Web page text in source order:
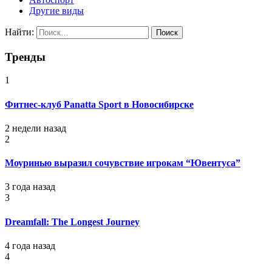
Другие виды
Найти:
Тренды
1
Фитнес-клуб Panatta Sport в Новосибирске
2 недели назад
2
Моуринью выразил сочувствие игрокам “Ювентуса”
3 года назад
3
Dreamfall: The Longest Journey
4 года назад
4